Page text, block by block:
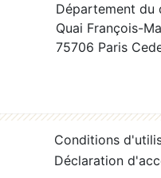
Département du
Quai François-
75706 Paris
Conditions
Déclaration